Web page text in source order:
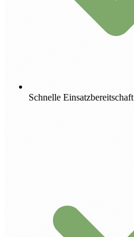
Schnelle Einsatzbereitschaft